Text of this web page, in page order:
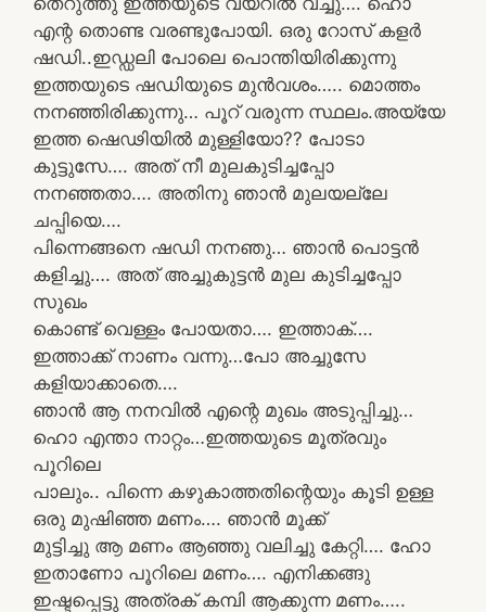
എന്റ തൊണ്ട വരണ്ടുപോയി. ഒരു റോസ് കളർ
ഷഡി..ഇഡ്ഡലി പോലെ പൊന്തിയിരിക്കുന്നു
ഇത്തയുടെ ഷഡിയുടെ മുൻവശം….. മൊത്തം
നനഞ്ഞിരിക്കുന്നു… പൂറ് വരുന്ന സ്ഥലം.അയ്യേ
ഇത്ത ഷെഢിയിൽ മുള്ളിയോ?? പോടാ
കുട്ടുസേ…. അത് നീ മുലകുടിച്ചപ്പോ
നനഞ്ഞതാ…. അതിനു ഞാൻ മുലയല്ലേ
ചപ്പിയെ….
പിന്നെങ്ങനെ ഷഡി നനഞു… ഞാൻ പൊട്ടൻ
കളിച്ചു…. അത് അച്ചുകുട്ടൻ മുല കുടിച്ചപ്പോ
സുഖം
കൊണ്ട് വെള്ളം പോയതാ…. ഇത്താക്….
ഇത്താക്ക് നാണം വന്നു…പോ അച്ചുസേ
കളിയാക്കാതെ….
ഞാൻ ആ നനവിൽ എന്റെ മുഖം അടുപ്പിച്ചു…
ഹൊ എന്താ നാറ്റം…ഇത്തയുടെ മൂത്രവും
പൂറിലെ
പാലും.. പിന്നെ കഴുകാത്തതിന്റെയും കൂടി ഉള്ള
ഒരു മുഷിഞ്ഞ മണം…. ഞാൻ മൂക്ക്
മുട്ടിച്ചു ആ മണം ആഞ്ഞു വലിച്ചു കേറ്റി…. ഹോ
ഇതാണോ പൂറിലെ മണം…. എനിക്കങ്ങു
ഇഷ്ടപ്പെട്ടു അത്രക് കമ്പി ആക്കുന്ന മണം…..